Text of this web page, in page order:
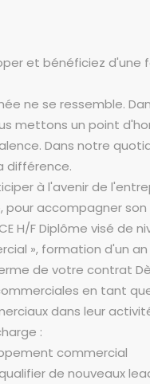
et bénéficiez
ne se ressemble.
mettons un point
Dans notre
différence.
à l'avenir de
pour accompagner
H/F Diplôme visé
», formation d'un
de votre contrat
en tant
dans leur
:
commercial
de nouveaux